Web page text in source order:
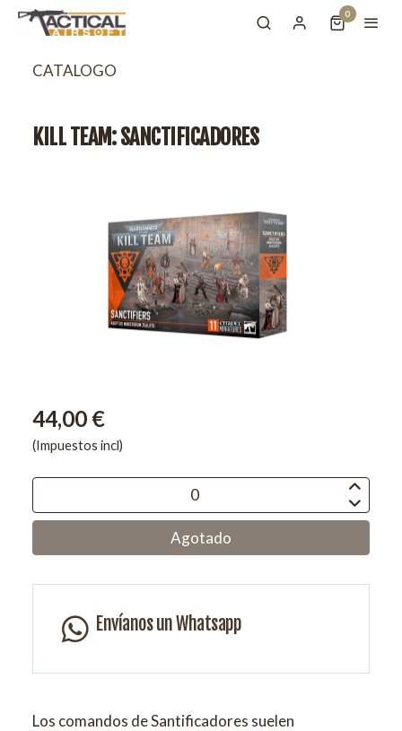
0
CATALOGO
KILL TEAM: SANCTIFICADORES
44,00 €
(Impuestos incl)
Agotado
Envíanos un Whatsapp
Los comandos de Santificadores suelen